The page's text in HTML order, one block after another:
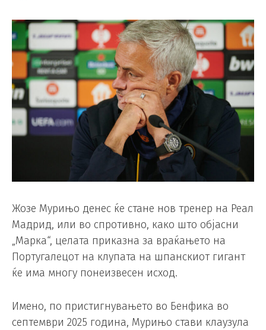
Жозе Мурињо денес ќе стане нов тренер на Реал
Мадрид, или во спротивно, како што објасни
„Марка“, целата приказна за враќањето на
Португалецот на клупата на шпанскиот гигант
ќе има многу понеизвесен исход.
Имено, по пристигнувањето во Бенфика во
септември 2025 година, Мурињо стави клаузула